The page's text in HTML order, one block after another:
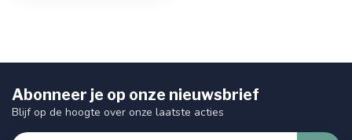
Abonneer je op onze nieuwsbrief
Blijf op de hoogte over onze laatste acties